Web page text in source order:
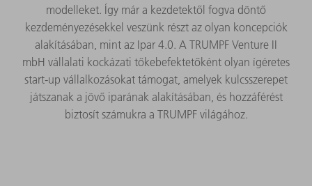
modelleket. Így már a kezdetektől fogva döntő
kezdeményezésekkel veszünk részt az olyan koncepciók
alakításában, mint az Ipar 4.0. A TRUMPF Venture II
mbH vállalati kockázati tőkebefektetőként olyan ígéretes
start‑up vállalkozásokat támogat, amelyek kulcsszerepet
játszanak a jövő iparának alakításában, és hozzáférést
biztosít számukra a TRUMPF világához.